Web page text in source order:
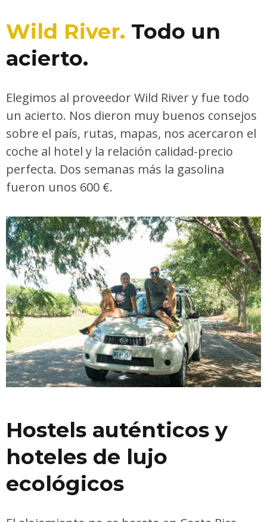
Wild River. Todo un
acierto.
Elegimos al proveedor Wild River y fue todo
un acierto. Nos dieron muy buenos consejos
sobre el país, rutas, mapas, nos acercaron el
coche al hotel y la relación calidad-precio
perfecta. Dos semanas más la gasolina
fueron unos 600 €.
Hostels auténticos y
hoteles de lujo
ecológicos